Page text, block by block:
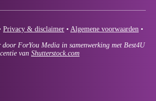
Privacy & disclaimer • Algemene voorwaarden •
ForYou Media in samenwerking met Best4U
van Shutterstock.com